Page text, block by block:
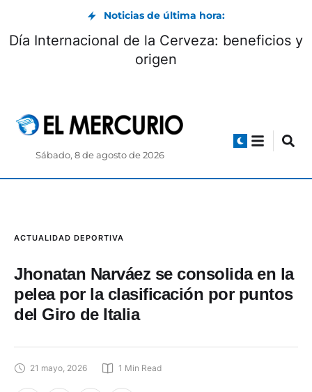
Noticias de última hora:
Día Internacional de la Cerveza: beneficios y
origen
Sábado, 8 de agosto de 2026
ACTUALIDAD DEPORTIVA
Jhonatan Narváez se consolida en la
pelea por la clasificación por puntos
del Giro de Italia
21 mayo, 2026 1 Min Read